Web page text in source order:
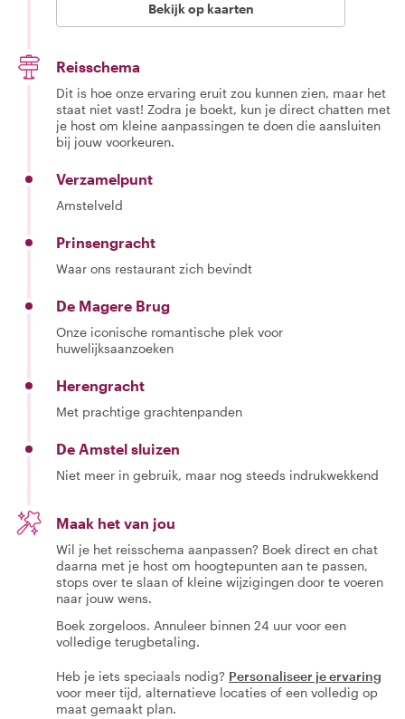
Bekijk op kaarten
Reisschema
Dit is hoe onze ervaring eruit zou kunnen zien, maar het
staat niet vast! Zodra je boekt, kun je direct chatten met
je host om kleine aanpassingen te doen die aansluiten
bij jouw voorkeuren.
Verzamelpunt
Amstelveld
Prinsengracht
Waar ons restaurant zich bevindt
De Magere Brug
Onze iconische romantische plek voor
huwelijksaanzoeken
Herengracht
Met prachtige grachtenpanden
De Amstel sluizen
Niet meer in gebruik, maar nog steeds indrukwekkend
Maak het van jou
Wil je het reisschema aanpassen? Boek direct en chat
daarna met je host om hoogtepunten aan te passen,
stops over te slaan of kleine wijzigingen door te voeren
naar jouw wens.
Boek zorgeloos. Annuleer binnen 24 uur voor een
volledige terugbetaling.
Heb je iets speciaals nodig? Personaliseer je ervaring
voor meer tijd, alternatieve locaties of een volledig op
maat gemaakt plan.